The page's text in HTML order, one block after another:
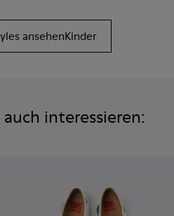
ansehenKinder
interessieren: